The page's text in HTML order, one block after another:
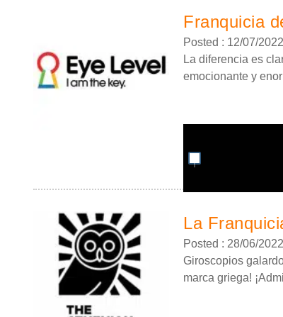
Franquicia
Posted : 12/07/2022
La diferencia es
emocionante y
La
Posted : 28/06/2022
Giroscopios
marca griega!